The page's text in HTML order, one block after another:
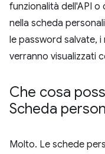
funzionalità dell'API
nella scheda
le password salvate,
verranno visualizzati
Che cosa
Scheda
Molto. Le schede